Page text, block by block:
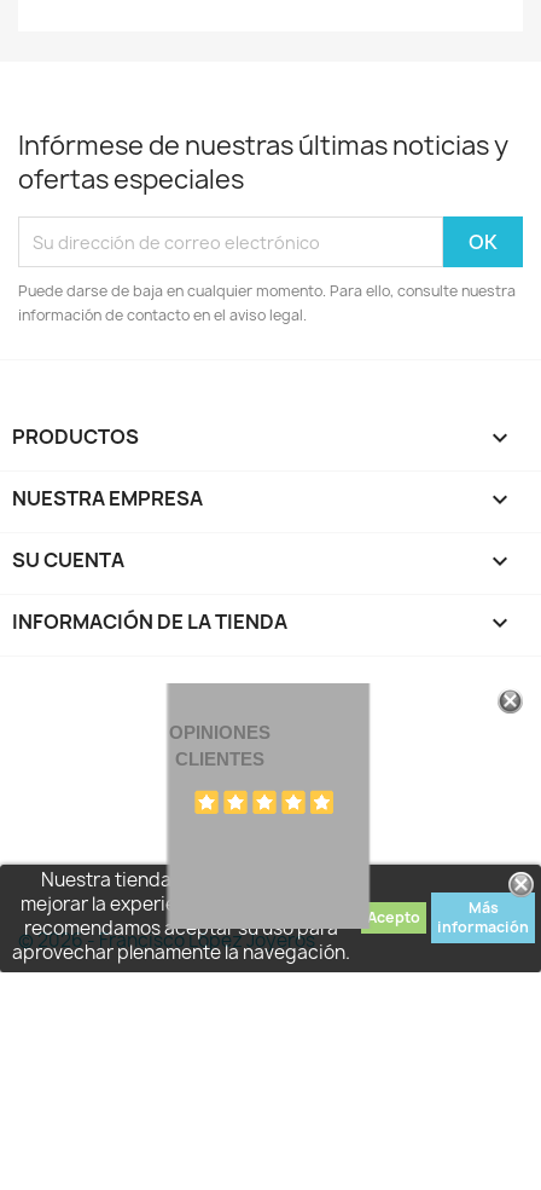
Nuestra tienda usa cookies para
mejorar la experiencia de usuario y le
recomendamos aceptar su uso para
aprovechar plenamente la navegación.
Acepto
Más
información
Infórmese de nuestras últimas noticias y
ofertas especiales
Puede darse de baja en cualquier momento. Para ello, consulte nuestra
información de contacto en el aviso legal.
PRODUCTOS 
NUESTRA EMPRESA 
SU CUENTA 
INFORMACIÓN DE LA TIENDA keyboard_arrow_down
OPINIONES
CLIENTES
© 2026 - Francisco López Joyeros